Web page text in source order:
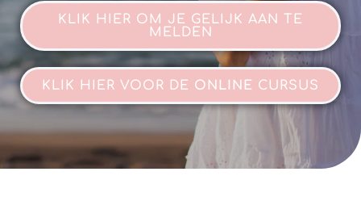
KLIK HIER OM JE GELIJK AAN TE
MELDEN
KLIK HIER VOOR DE ONLINE CURSUS